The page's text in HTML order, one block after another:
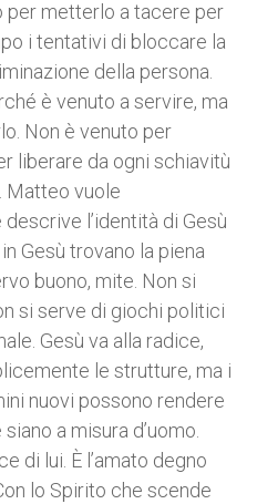
metterlo a tacere per
i tentativi di bloccare la
della persona.
è venuto a servire, ma
Non è venuto per
liberare da ogni schiavitù
Matteo vuole
l’identità di Gesù
Gesù trovano la piena
buono, mite. Non si
si serve di giochi politici
Gesù va alla radice,
le strutture, ma i
nuovi possono rendere
a misura d’uomo.
di lui. È l’amato degno
lo Spirito che scende